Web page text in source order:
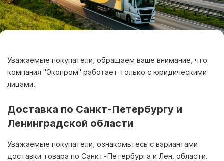
Уважаемые покупатели, обращаем ваше внимание, что
компания "Экопром" работает только с юридическими
лицами.
Доставка по Санкт-Петербургу и
Ленинградской области
Уважаемые покупатели, ознакомьтесь с вариантами
доставки товара по Санкт-Петербурга и Лен. области.